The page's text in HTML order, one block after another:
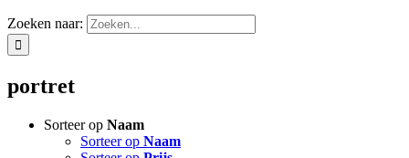
Zoeken naar:
portret
Sorteer op Naam
Sorteer op Naam